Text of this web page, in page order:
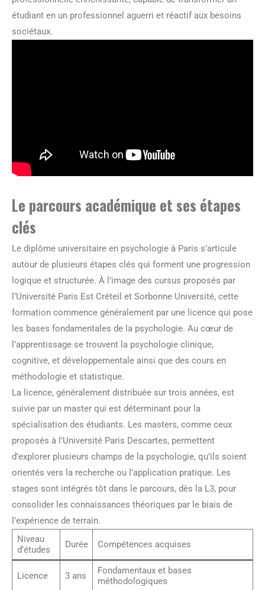
étudiant en un professionnel aguerri et réactif aux besoins
sociétaux.
Le parcours académique et ses étapes
clés
Le diplôme universitaire en psychologie à Paris s’articule
autour de plusieurs étapes clés qui forment une progression
logique et structurée. À l’image des cursus proposés par
l’Université Paris Est Créteil et Sorbonne Université, cette
formation commence généralement par une licence qui pose
les bases fondamentales de la psychologie. Au cœur de
l’apprentissage se trouvent la psychologie clinique,
cognitive, et développementale ainsi que des cours en
méthodologie et statistique.
La licence, généralement distribuée sur trois années, est
suivie par un master qui est déterminant pour la
spécialisation des étudiants. Les masters, comme ceux
proposés à l’Université Paris Descartes, permettent
d’explorer plusieurs champs de la psychologie, qu’ils soient
orientés vers la recherche ou l’application pratique. Les
stages sont intégrés tôt dans le parcours, dès la L3, pour
consolider les connaissances théoriques par le biais de
l’expérience de terrain.
Niveau
d’études
Durée Compétences acquises
Licence 3 ans
Fondamentaux et bases
méthodologiques